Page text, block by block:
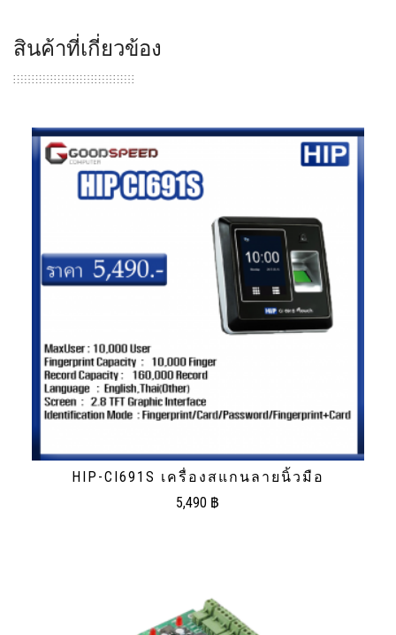
สินค้าที่เกี่ยวข้อง
HIP-CI691S เครื่องสแกนลายนิ้วมือ
5,490 ฿